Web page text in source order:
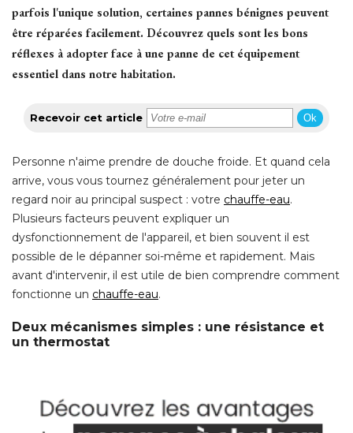
parfois l'unique solution, certaines pannes bénignes peuvent
être réparées facilement. Découvrez quels sont les bons
réflexes à adopter face à une panne de cet équipement
essentiel dans notre habitation.
Recevoir cet article Ok
Personne n'aime prendre de douche froide. Et quand cela
arrive, vous vous tournez généralement pour jeter un
regard noir au principal suspect : votre chauffe-eau.
Plusieurs facteurs peuvent expliquer un
dysfonctionnement de l'appareil, et bien souvent il est
possible de le dépanner soi-même et rapidement. Mais
avant d'intervenir, il est utile de bien comprendre comment
fonctionne un chauffe-eau.
Deux mécanismes simples : une résistance et
un thermostat